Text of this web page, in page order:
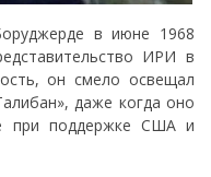
в июне 1968
ИРИ в
он смело освещал
даже когда оно
при поддержке США и